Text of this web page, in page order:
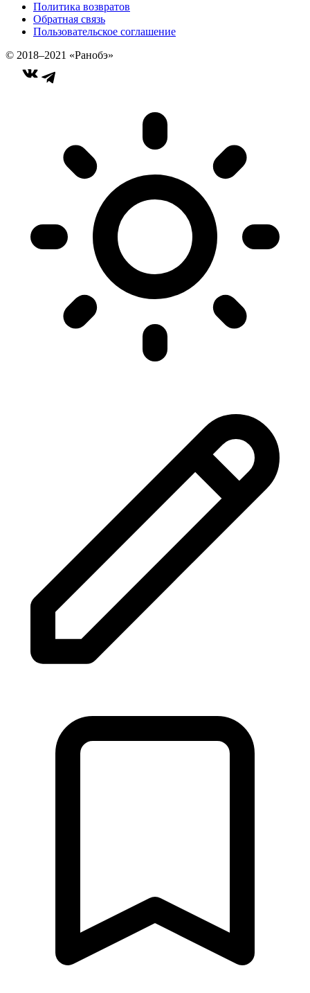
Политика возвратов
Обратная связь
Пользовательское соглашение
© 2018–2021 «Ранобэ»